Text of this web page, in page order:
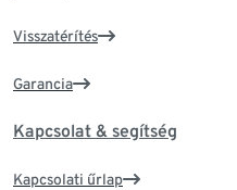
Visszatérítés
Garancia
Kapcsolat & segítség
Kapcsolati űrlap